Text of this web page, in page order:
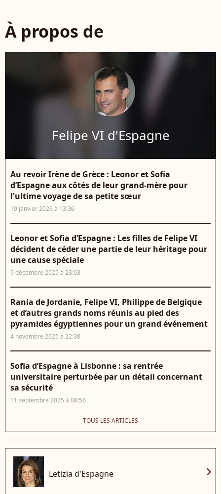
À propos de
Felipe VI d'Espagne
Au revoir Irène de Grèce : Leonor et Sofia
d’Espagne aux côtés de leur grand-mère pour
l'ultime voyage de sa petite sœur
19 janvier 2026 à 13:36
Leonor et Sofia d’Espagne : Les filles de Felipe VI
décident de céder une partie de leur héritage pour
une cause spéciale
9 décembre 2025 à 23:03
Rania de Jordanie, Felipe VI, Philippe de Belgique
et d’autres grands noms réunis au pied des
pyramides égyptiennes pour un grand événement
4 novembre 2025 à 22:38
Sofia d’Espagne à Lisbonne : sa rentrée
universitaire perturbée par un détail concernant
sa sécurité
11 septembre 2025 à 08:56
TOUS LES ARTICLES
Letizia d'Espagne chevron_right